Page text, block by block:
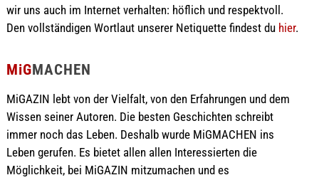
wir uns auch im Internet verhalten: höflich und respektvoll.
Den vollständigen Wortlaut unserer Netiquette findest du hier.
MiGMACHEN
MiGAZIN lebt von der Vielfalt, von den Erfahrungen und dem
Wissen seiner Autoren. Die besten Geschichten schreibt
immer noch das Leben. Deshalb wurde MiGMACHEN ins
Leben gerufen. Es bietet allen allen Interessierten die
Möglichkeit, bei MiGAZIN mitzumachen und es